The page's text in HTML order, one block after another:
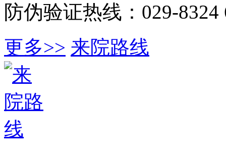
防伪验证热线：029-8324
更多>> 来院路线